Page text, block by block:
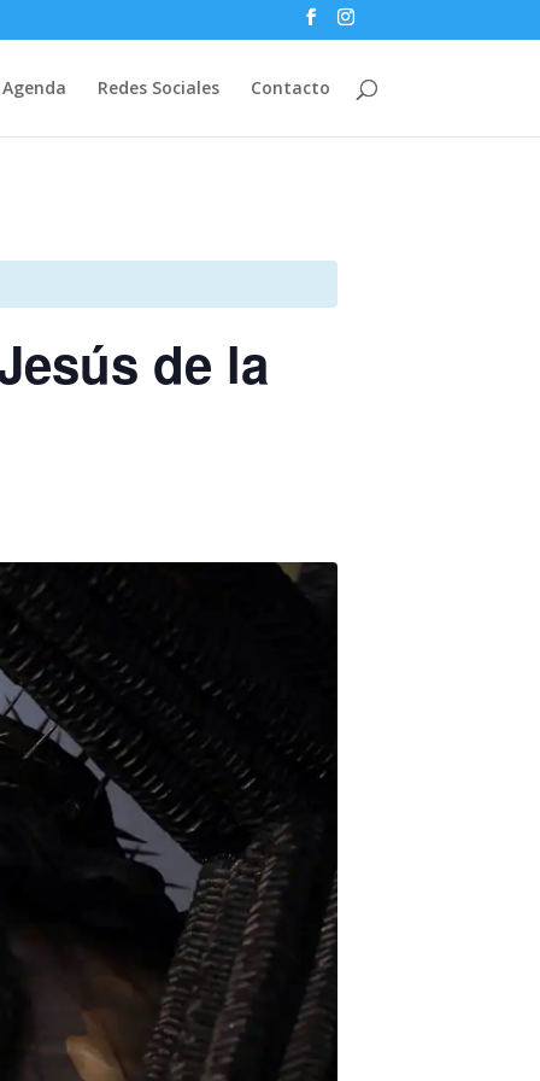
Agenda Redes Sociales Contacto
de la